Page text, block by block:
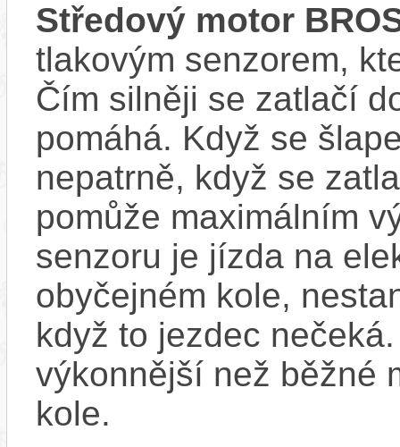
Středový motor
tlakovým senzorem,
Čím silněji se zatlačí
pomáhá. Když se
nepatrně, když se
pomůže maximálním
senzoru je jízda na
obyčejném kole,
když to jezdec
výkonnější než běžné
kole.